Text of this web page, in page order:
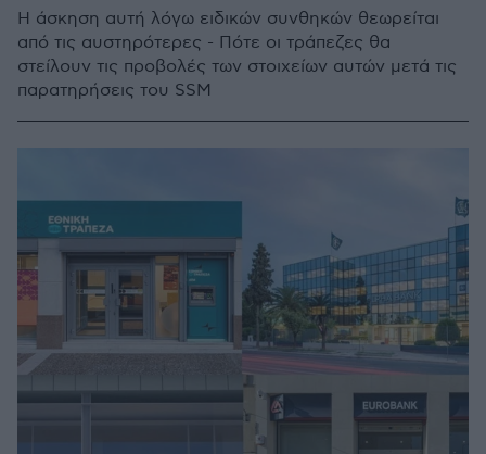
Η άσκηση αυτή λόγω ειδικών συνθηκών θεωρείται
από τις αυστηρότερες - Πότε οι τράπεζες θα
στείλουν τις προβολές των στοιχείων αυτών μετά τις
παρατηρήσεις του SSM